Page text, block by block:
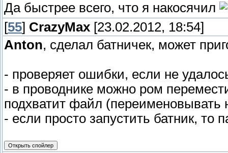
Да быстрее всего, что я накосячил
[55] CrazyMax [23.02.2012, 18:54]
Anton, сделал батничек, может
- проверяет ошибки, если не
- в проводнике можно ром
подхватит файл (переименовывать
- если просто запустить батник, то